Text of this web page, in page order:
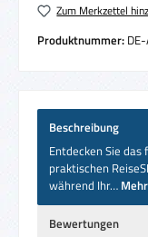
Zum Merkzettel
Produktnummer:
Beschreibung
Entdecken Sie
praktischen
während Ihr… Mehr
Bewertungen